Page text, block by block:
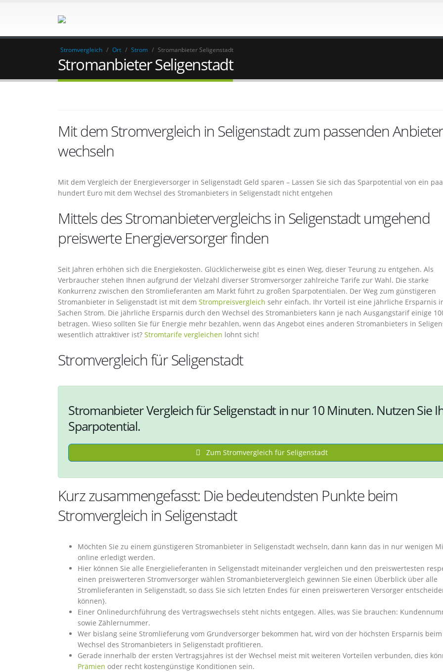
Stromvergleich / Ort / Strom / Stromanbieter Seligenstadt
Stromanbieter Seligenstadt
Mit dem Stromvergleich in Seligenstadt zum passenden Anbieter
wechseln
Mit dem Vergleich der Energieversorger in Seligenstadt Geld sparen – Lassen Sie sich das Sparpotential von ein
hundert Euro mit dem Wechsel des Stromanbieters in Seligenstadt nicht entgehen
Mittels des Stromanbietervergleichs in Seligenstadt umgehend
preiswerte Energieversorger finden
Seit Jahren erhöhen sich die Energiekosten. Glücklicherweise gibt es einen Weg, dieser Teurung zu entgehen. Als
Verbraucher stehen Ihnen aufgrund der Vielzahl diverser Stromversorger zahlreiche Tarife zur Wahl. Die starke
Konkurrenz zwischen den Stromlieferanten am Markt führt zu großen Sparpotentialen. Der Weg zum günstigeren
Stromanbieter in Seligenstadt ist mit dem Strompreisvergleich sehr einfach. Ihr Vorteil ist eine jährliche Ersparnis
Sachen Strom. Die jährliche Ersparnis durch den Wechsel des Stromanbieters kann je nach Ausgangstarif einige
betragen. Wieso sollten Sie für Energie mehr bezahlen, wenn das Angebot eines anderen Stromanbieters in
wesentlich attraktiver ist? Stromtarife vergleichen lohnt sich!
Stromvergleich für Seligenstadt
Stromanbieter Vergleich für Seligenstadt in nur 10 Minuten. Nutzen Sie
Sparpotential.
Zum Stromvergleich für Seligenstadt
Kurz zusammengefasst: Die bedeutendsten Punkte beim
Stromvergleich in Seligenstadt
Möchten Sie zu einem günstigeren Stromanbieter in Seligenstadt wechseln, dann kann das in nur wenigen
online erledigt werden.
Hier können Sie alle Energielieferanten in Seligenstadt miteinander vergleichen und den preiswertesten
einen preiswerteren Stromversorger wählen Stromanbietervergleich gewinnen Sie einen Überblick über alle
Stromlieferanten in Seligenstadt, so dass Sie sich letzten Endes für einen preiswerteren Versorger
können}.
Einer Onlinedurchführung des Vertragswechsels steht nichts entgegen. Alles, was Sie brauchen:
sowie Zählernummer.
Wer bislang seine Stromlieferung vom Grundversorger bekommen hat, wird von der höchsten Ersparnis beim
Wechsel des Stromanbieters in Seligenstadt profitieren.
Gerade innerhalb der ersten Vertragsjahres ist der Wechsel meist mit weiteren Vorteilen verbunden, dies
Prämien oder recht kostengünstige Konditionen sein.